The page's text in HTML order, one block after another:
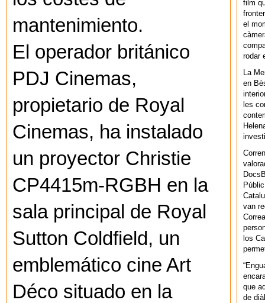
mantenimiento.
El operador británico
PDJ Cinemas,
propietario de Royal
Cinemas, ha instalado
un proyector Christie
CP4415m-RGBH en la
sala principal de Royal
Sutton Coldfield, un
emblemático cine Art
Déco situado en la
film
el
rodar
La
en
les
van
los
que
de